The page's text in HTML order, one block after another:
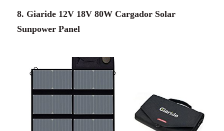
8. Giaride 12V 18V 80W Cargador Solar
Sunpower Panel